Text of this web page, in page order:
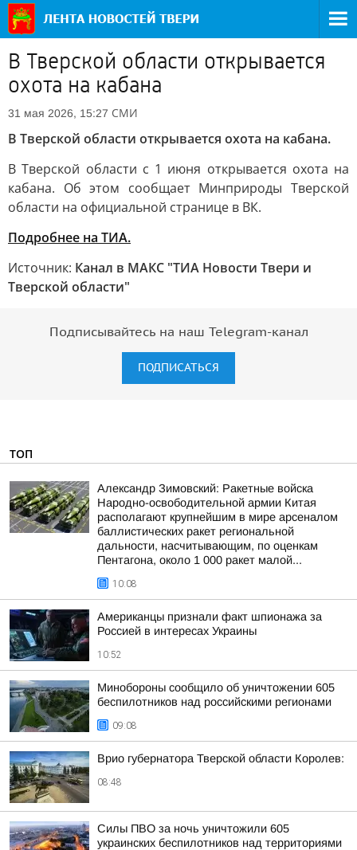
В Тверской области открывается
охота на кабана
31 мая 2026, 15:27 СМИ
В Тверской области открывается охота на кабана.
В Тверской области с 1 июня открывается охота на
кабана. Об этом сообщает Минприроды Тверской
области на официальной странице в ВК.
Подробнее на ТИА.
Источник: Канал в МАКС "ТИА Новости Твери и
Тверской области"
Подписывайтесь на наш Telegram-канал
ПОДПИСАТЬСЯ
ТОП
Александр Зимовский: Ракетные войска
Народно-освободительной армии Китая
располагают крупнейшим в мире арсеналом
баллистических ракет региональной
дальности, насчитывающим, по оценкам
Пентагона, около 1 000 ракет малой...
10:08
Американцы признали факт шпионажа за
Россией в интересах Украины
10:52
Минобороны сообщило об уничтожении 605
беспилотников над российскими регионами
09:08
Врио губернатора Тверской области Королев:
08:48
Силы ПВО за ночь уничтожили 605
украинских беспилотников над территориями